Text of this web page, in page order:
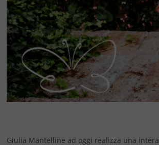
Giulia Mantelline ad oggi realizza una intera